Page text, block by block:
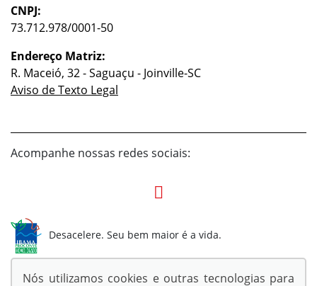
CNPJ:
73.712.978/0001-50
Endereço Matriz:
R. Maceió, 32 - Saguaçu - Joinville-SC
Aviso de Texto Legal
Acompanhe nossas redes sociais:
Desacelere. Seu bem maior é a vida.
Nós utilizamos cookies e outras tecnologias para